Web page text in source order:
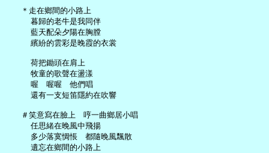
   ＊走在鄉間的小路上
     暮歸的老牛是我同伴
     藍天配朵夕陽在胸膛
     繽紛的雲彩是晚霞的衣裳
     荷把鋤頭在肩上
     牧童的歌聲在盪漾
     喔　喔喔　他們唱
     還有一支短笛隱約在吹響
   ＃笑意寫在臉上　哼一曲鄉居小唱
     任思緒在晚風中飛揚
     多少落寞惆悵　都隨晚風飄散
     遺忘在鄉間的小路上